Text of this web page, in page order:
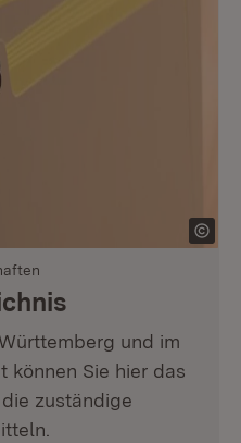
und im
können Sie hier das
zuständige